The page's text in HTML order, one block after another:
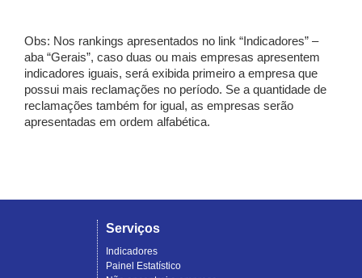
Obs: Nos rankings apresentados no link “Indicadores” –
aba “Gerais”, caso duas ou mais empresas apresentem
indicadores iguais, será exibida primeiro a empresa que
possui mais reclamações no período. Se a quantidade de
reclamações também for igual, as empresas serão
apresentadas em ordem alfabética.
Serviços
Indicadores
Painel Estatístico